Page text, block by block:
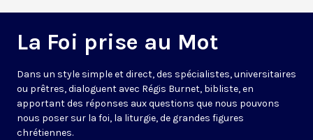
La Foi prise au Mot
Dans un style simple et direct, des spécialistes, universitaires
ou prêtres, dialoguent avec Régis Burnet, bibliste, en
apportant des réponses aux questions que nous pouvons
nous poser sur la foi, la liturgie, de grandes figures
chrétiennes.